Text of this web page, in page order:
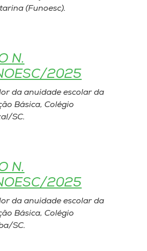
(Funoesc).
N.
2025
da anuidade escolar da
Básica, Colégio
SC.
N.
2025
da anuidade escolar da
Básica, Colégio
SC.